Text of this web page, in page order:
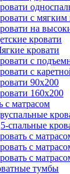
с мягким
на
кровати
кровати
с
с
90х200
160х200
с матрасом
спальные
с
с
с
тумбы